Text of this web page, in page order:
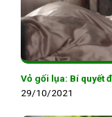
Vỏ gối lụa: Bí quyết
29/10/2021